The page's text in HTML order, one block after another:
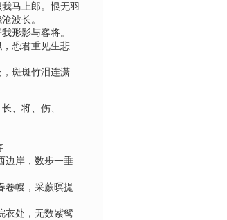
马上郎。恨无羽
波长。
形影与客将。
恐君重见生悲
斑斑竹泪连潇
、将、伤、
边岸，数步一垂
卷幔，采蕨暝提
衣处，无数紫鸳